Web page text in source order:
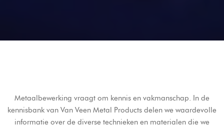
Metaalbewerking vraagt om kennis en vakmanschap. In de
kennisbank van Van Veen Metal Products delen we waardevolle
informatie over de diverse technieken en materialen die we